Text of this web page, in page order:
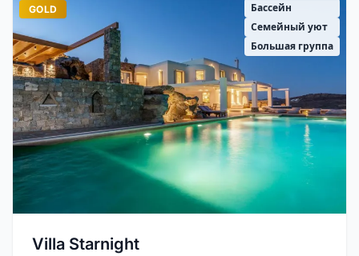
GOLD
Бассейн
Семейный уют
Большая группа
Villa Starnight